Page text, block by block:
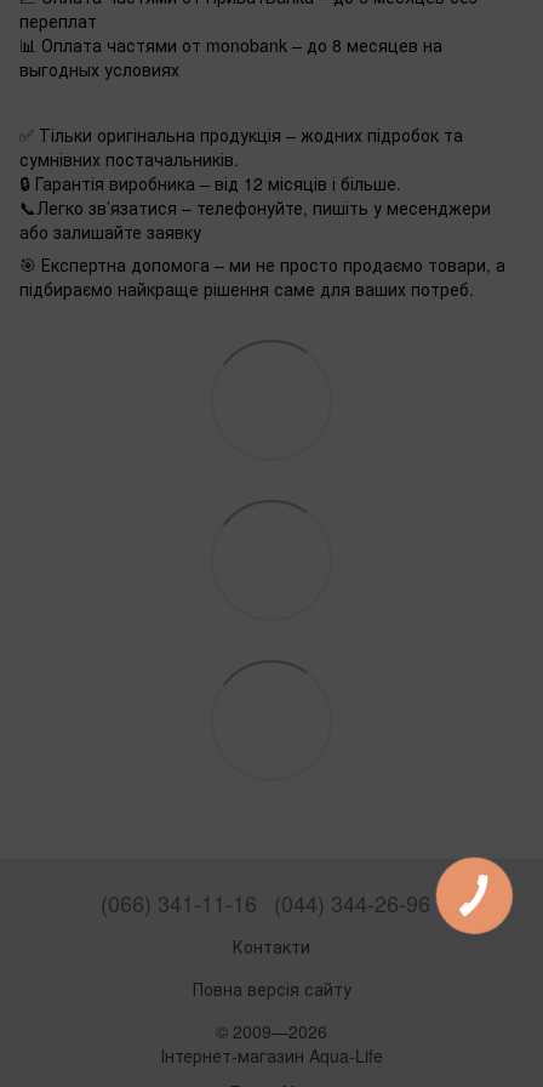
переплат
📊 Оплата частями от monobank – до 8 месяцев на
выгодных условиях
✅ Тільки оригінальна продукція – жодних підробок та
сумнівних постачальників.
🔒 Гарантія виробника – від 12 місяців і більше.
📞Легко зв’язатися – телефонуйте, пишіть у месенджери
або залишайте заявку
🎯 Експертна допомога – ми не просто продаємо товари, а
підбираємо найкраще рішення саме для ваших потреб.
(066) 341-11-16 (044) 344-26-96
Контакти
Повна версія сайту
© 2009—2026
Інтернет-магазин Aqua-Life